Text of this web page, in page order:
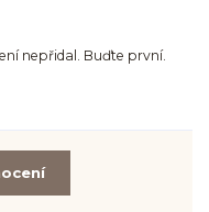
nepřidal. Buďte první.